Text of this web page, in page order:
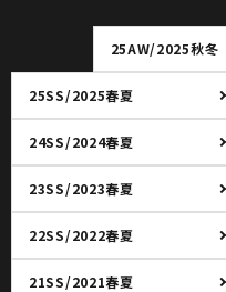
25AW/2025秋冬
25SS/2025春夏
24SS/2024春夏
23SS/2023春夏
22SS/2022春夏
21SS/2021春夏